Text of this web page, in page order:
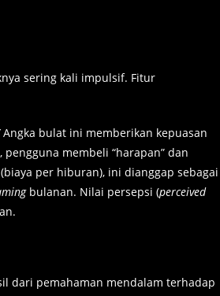
sering kali impulsif. Fitur
Angka bulat ini memberikan kepuasan
membeli “harapan” dan
(biaya per hiburan), ini dianggap sebagai
bulanan. Nilai persepsi (perceived
dari pemahaman mendalam terhadap